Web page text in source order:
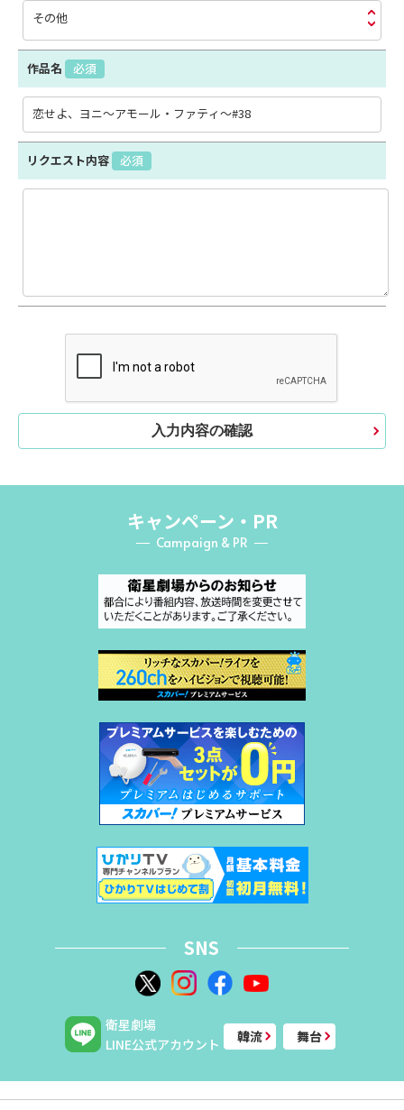
その他
作品名 必須
リクエスト内容 必須
入力内容の確認
キャンペーン・PR
Campaign & PR
SNS
衛星劇場
LINE公式アカウント
韓流 舞台